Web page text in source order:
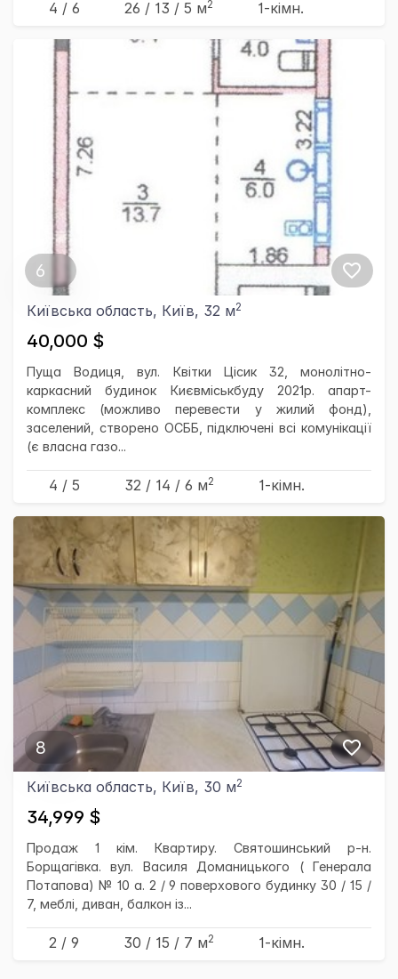
4 / 6 26 / 13 / 5 м2 1-кімн.
6
Київська область, Київ, 32 м2
40,000 $
Пуща Водиця, вул. Квітки Цісик 32, монолітно-
каркасний будинок Києвміськбуду 2021р. апарт-
комплекс (можливо перевести у жилий фонд),
заселений, створено ОСББ, підключені всі комунікації
(є власна газо...
4 / 5 32 / 14 / 6 м2 1-кімн.
8
Київська область, Київ, 30 м2
34,999 $
Продаж 1 кім. Квартиру. Святошинський р-н.
Борщагівка. вул. Василя Доманицького ( Генерала
Потапова) № 10 а. 2 / 9 поверхового будинку 30 / 15 /
7, меблі, диван, балкон із...
2 / 9 30 / 15 / 7 м2 1-кімн.